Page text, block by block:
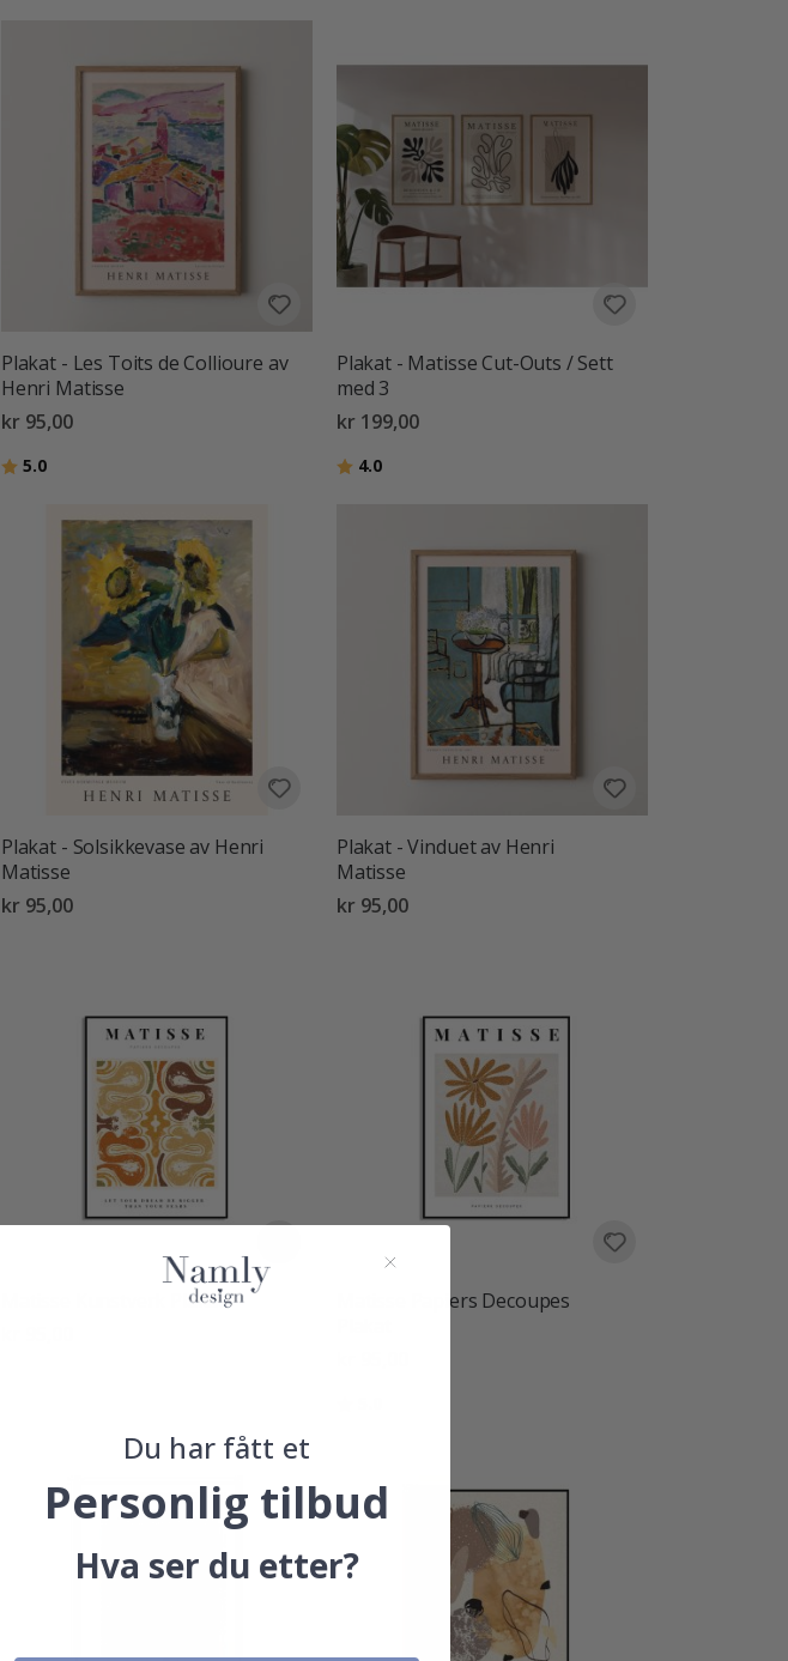
Plakat - Les Toits de Collioure av
Henri Matisse
kr 95,00
Karakter:
5.0av 5 mulige
Plakat - Matisse Cut-Outs / Sett
med 3
kr 199,00
Karakter:
4.0av 5 mulige
Plakat - Solsikkevase av Henri
Matisse
kr 95,00
Plakat - Vinduet av Henri
Matisse
kr 95,00
Matisse Kunstverk Plakat
Matisse Papiers Decoupes
Du har fått et
Personlig tilbud
Hva ser du etter?